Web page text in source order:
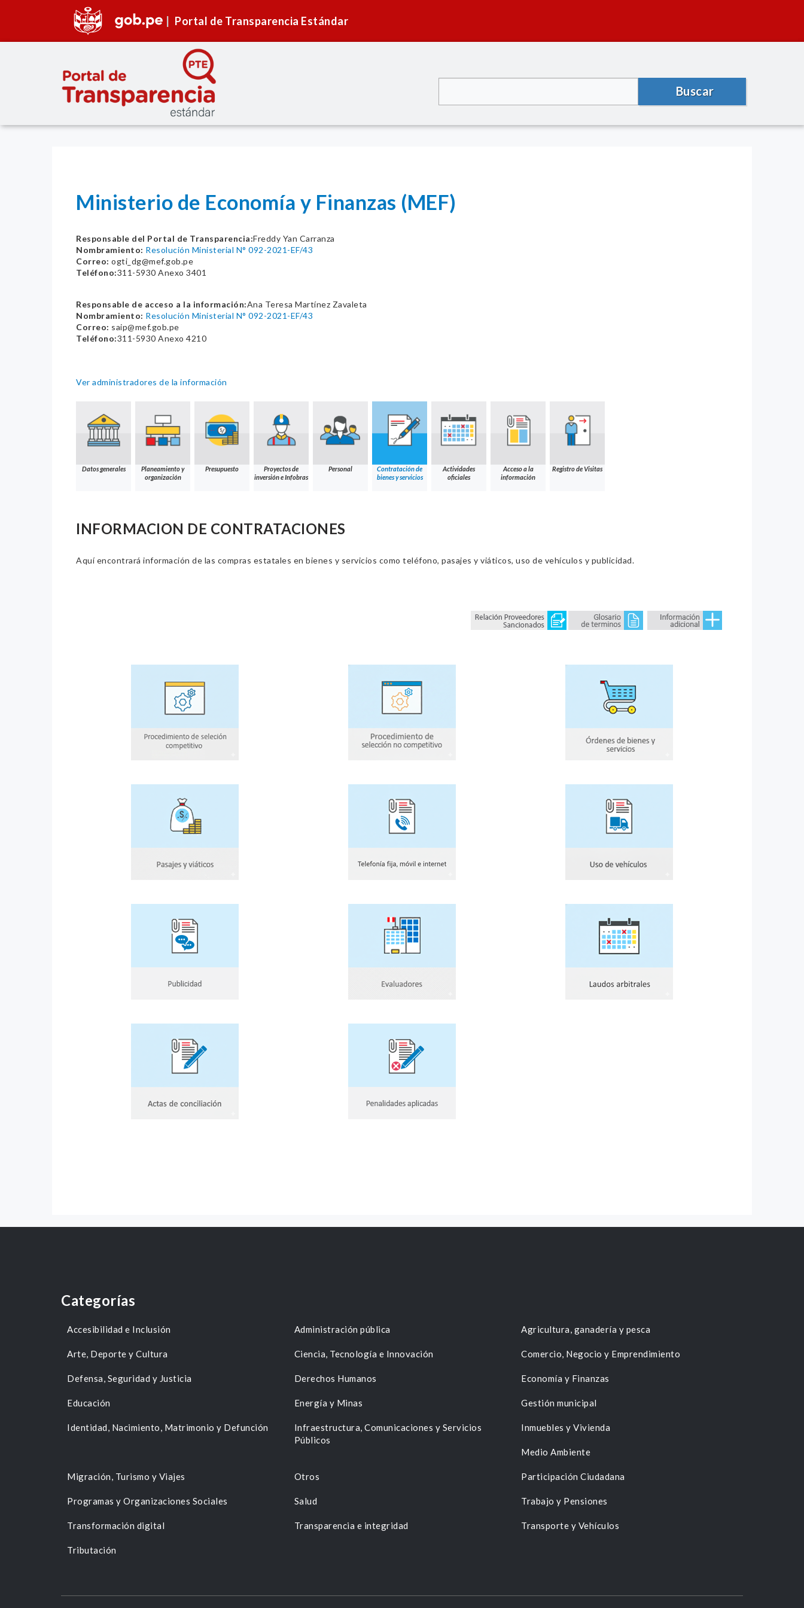
Portal de Transparencia Estándar
Buscar
Ministerio de Economía y Finanzas (MEF)
Responsable del Portal de Transparencia:Freddy Yan Carranza
Nombramiento: Resolución Ministerial N° 092-2021-EF/43
Correo: ogti_dg@mef.gob.pe
Teléfono:311-5930 Anexo 3401
Responsable de acceso a la información:Ana Teresa Martínez Zavaleta
Nombramiento: Resolución Ministerial N° 092-2021-EF/43
Correo: saip@mef.gob.pe
Teléfono:311-5930 Anexo 4210
Ver administradores de la información
Datos generales
Planeamiento y
organización
Presupuesto
Proyectos de
inversión e Infobras
Personal
Contratación de
bienes y servicios
Actividades
oficiales
Acceso a la
información
Registro de Visitas
INFORMACION DE CONTRATACIONES
Aquí encontrará información de las compras estatales en bienes y servicios como teléfono, pasajes y viáticos, uso de vehículos y publicidad.
Categorías
Accesibilidad e Inclusión Administración pública Agricultura, ganadería y pesca
Arte, Deporte y Cultura Ciencia, Tecnología e Innovación Comercio, Negocio y Emprendimiento
Defensa, Seguridad y Justicia Derechos Humanos Economía y Finanzas
Educación Energía y Minas Gestión municipal
Identidad, Nacimiento, Matrimonio y Defunción
Infraestructura, Comunicaciones y Servicios
Públicos
Inmuebles y Vivienda
Medio Ambiente
Migración, Turismo y Viajes Otros Participación Ciudadana
Programas y Organizaciones Sociales Salud Trabajo y Pensiones
Transformación digital Transparencia e integridad Transporte y Vehículos
Tributación